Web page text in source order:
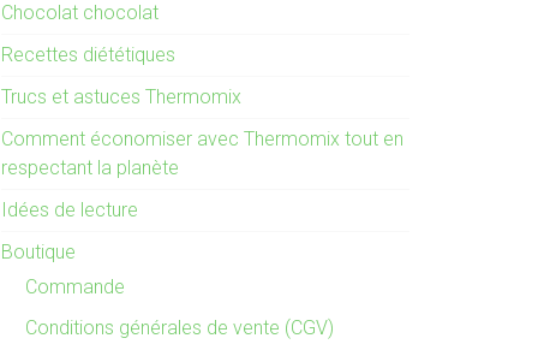
Chocolat chocolat
Recettes diététiques
Trucs et astuces Thermomix
Comment économiser avec Thermomix tout en
respectant la planète
Idées de lecture
Boutique
Commande
Conditions générales de vente (CGV)